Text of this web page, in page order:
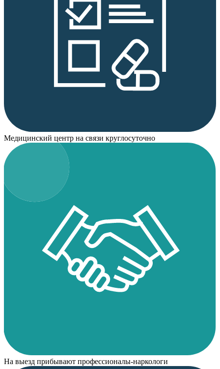
Медицинский центр на связи круглосуточно
На выезд прибывают профессионалы-наркологи